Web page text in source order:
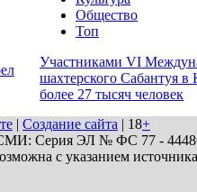
Общество
Топ
Участниками VI
шахтерского Сабантуя в
более 27 тысяч человек
| Создание сайта | 18+
Серия ЭЛ № ФС 77 - 44486
с указанием